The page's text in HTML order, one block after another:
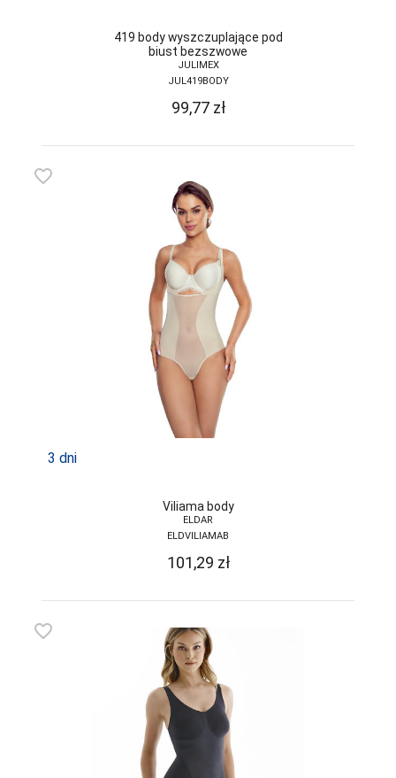
GAIA
GAJATEX
GATTA
GIERNAT
GOLDEN LADY
GONA
GORSENIA
GORTEKS
GRACYA
GRAMARK
GRAWEX
GUCIO
HENDERSON
INEZ
ITALIAN
FASHION
JAGODA
JARPOL
JJW
419 body wyszczuplające pod
biust bezszwowe
JULIMEX
JUL419BODY
99,77 zł
favorite_border
3 dni
Viliama body
ELDAR
ELDVILIAMAB
101,29 zł
favorite_border